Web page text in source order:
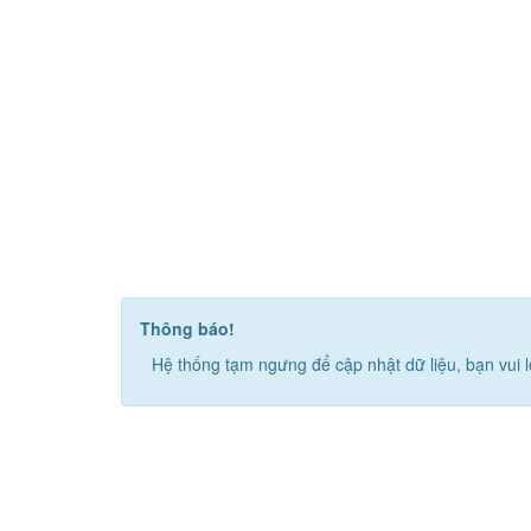
Thông báo!
Hệ thống tạm ngưng để cập nhật dữ liệu, bạn vui